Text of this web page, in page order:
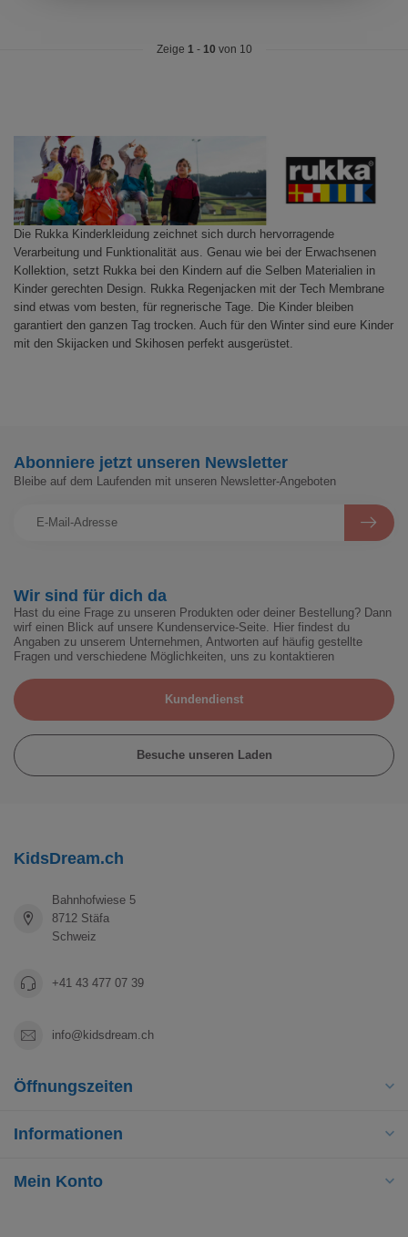
Zeige 1- 10 von 10
Die Rukka Kinderkleidung zeichnet sich durch hervorragende
Verarbeitung und Funktionalität aus. Genau wie bei der Erwachsenen
Kollektion, setzt Rukka bei den Kindern auf die Selben Materialien in
Kinder gerechten Design. Rukka Regenjacken mit der Tech Membrane
sind etwas vom besten, für regnerische Tage. Die Kinder bleiben
garantiert den ganzen Tag trocken. Auch für den Winter sind eure Kinder
mit den Skijacken und Skihosen perfekt ausgerüstet.
Wir sind für dich da
Hast du eine Frage zu unseren Produkten oder deiner Bestellung? Dann
wirf einen Blick auf unsere Kundenservice-Seite. Hier findest du
Angaben zu unserem Unternehmen, Antworten auf häufig gestellte
Fragen und verschiedene Möglichkeiten, uns zu kontaktieren
Kundendienst
Besuche unseren Laden
Abonniere jetzt unseren Newsletter
Bleibe auf dem Laufenden mit unseren Newsletter-Angeboten
KidsDream.ch
Bahnhofwiese 5
8712 Stäfa
Schweiz
+41 43 477 07 39
info@kidsdream.ch
Öffnungszeiten
Informationen
Mein Konto